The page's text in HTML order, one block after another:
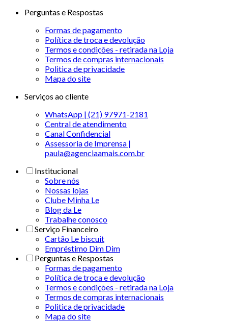
Perguntas e Respostas
Formas de pagamento
Política de troca e devolução
Termos e condições - retirada na Loja
Termos de compras internacionais
Politica de privacidade
Mapa do site
Serviços ao cliente
WhatsApp | (21) 97971-2181
Central de atendimento
Canal Confidencial
Assessoria de Imprensa |
paula@agenciaamais.com.br
Institucional
Sobre nós
Nossas lojas
Clube Minha Le
Blog da Le
Trabalhe conosco
Serviço Financeiro
Cartão Le biscuit
Empréstimo Dim Dim
Perguntas e Respostas
Formas de pagamento
Política de troca e devolução
Termos e condições - retirada na Loja
Termos de compras internacionais
Politica de privacidade
Mapa do site